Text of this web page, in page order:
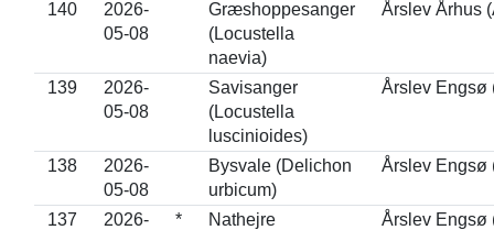
140
2026-
05-08
Græshoppesanger
(Locustella
naevia)
Årslev Århus
139
2026-
05-08
Savisanger
(Locustella
luscinioides)
Årslev Engsø
138
2026-
05-08
Bysvale (Delichon
urbicum)
Årslev Engsø
137
2026-
*
Nathejre
Årslev Engsø